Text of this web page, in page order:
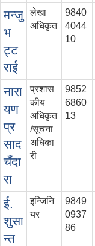
मन्जु
भ
ट्ट
राई
लेखा
अधिकृत
9840
4044
10
नारा
यण
प्र
साद
चँदा
रा
प्रशास
कीय
अधिकृत
/सूचना
अधिका
री
9852
6860
13
ई.
शुसा
न्त
इन्जिनि
यर
9849
0937
86